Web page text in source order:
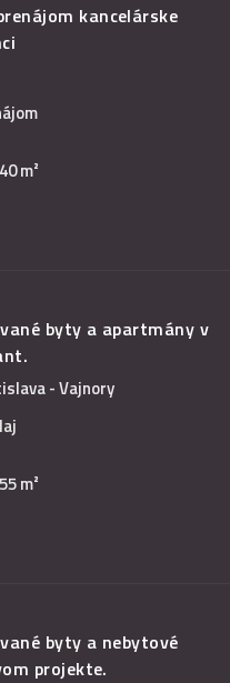
kancelárske
40 m²
byty a apartmány v
- Vajnory
55 m²
byty a nebytové
projekte.